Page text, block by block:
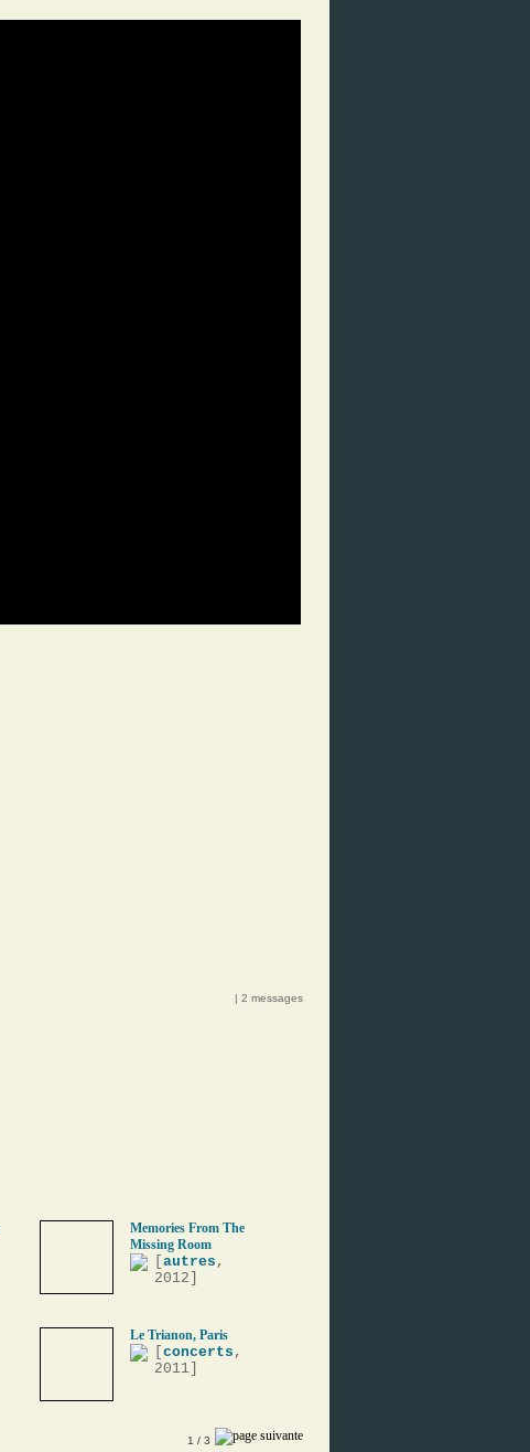
| 2 messages
Memories From The
Missing Room
autres ,
2012]
Le Trianon, Paris
concerts ,
2011]
1 / 3